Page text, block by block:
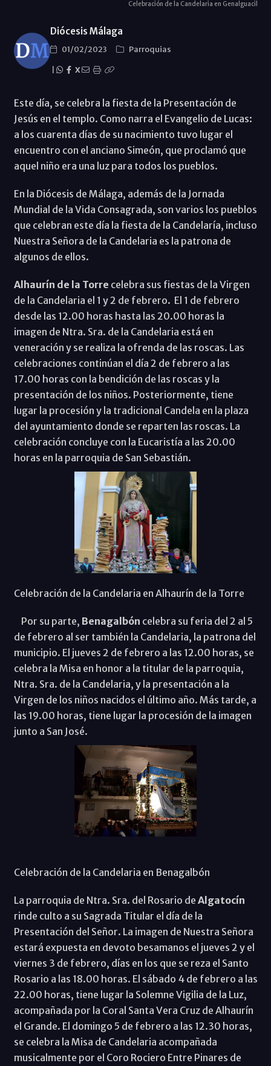
Celebración de la Candelaria en Genalguacil
Diócesis Málaga
01/02/2023
Parroquias
X
Este día, se celebra la fiesta de la Presentación de
Jesús en el templo. Como narra el Evangelio de Lucas:
a los cuarenta días de su nacimiento tuvo lugar el
encuentro con el anciano Simeón, que proclamó que
aquel niño era una luz para todos los pueblos.
En la Diócesis de Málaga, además de la Jornada
Mundial de la Vida Consagrada, son varios los pueblos
que celebran este día la fiesta de la Candelaría, incluso
Nuestra Señora de la Candelaria es la patrona de
algunos de ellos.
Alhaurín de la Torre celebra sus fiestas de la Virgen
de la Candelaria el 1 y 2 de febrero. El 1 de febrero
desde las 12.00 horas hasta las 20.00 horas la
imagen de Ntra. Sra. de la Candelaria está en
veneración y se realiza la ofrenda de las roscas. Las
celebraciones continúan el día 2 de febrero a las
17.00 horas con la bendición de las roscas y la
presentación de los niños. Posteriormente, tiene
lugar la procesión y la tradicional Candela en la plaza
del ayuntamiento donde se reparten las roscas. La
celebración concluye con la Eucaristía a las 20.00
horas en la parroquia de San Sebastián.
Celebración de la Candelaria en Alhaurín de la Torre
Por su parte, Benagalbón celebra su feria del 2 al 5
de febrero al ser también la Candelaria, la patrona del
municipio. El jueves 2 de febrero a las 12.00 horas, se
celebra la Misa en honor a la titular de la parroquia,
Ntra. Sra. de la Candelaria, y la presentación a la
Virgen de los niños nacidos el último año. Más tarde, a
las 19.00 horas, tiene lugar la procesión de la imagen
junto a San José.
Celebración de la Candelaria en Benagalbón
La parroquia de Ntra. Sra. del Rosario de Algatocín
rinde culto a su Sagrada Titular el día de la
Presentación del Señor. La imagen de Nuestra Señora
estará expuesta en devoto besamanos el jueves 2 y el
viernes 3 de febrero, días en los que se reza el Santo
Rosario a las 18.00 horas. El sábado 4 de febrero a las
22.00 horas, tiene lugar la Solemne Vigilia de la Luz,
acompañada por la Coral Santa Vera Cruz de Alhaurín
el Grande. El domingo 5 de febrero a las 12.30 horas,
se celebra la Misa de Candelaria acompañada
musicalmente por el Coro Rociero Entre Pinares de